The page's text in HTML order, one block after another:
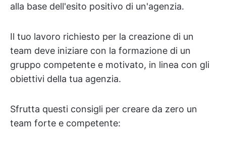
alla base dell'esito positivo di un'agenzia.
Il tuo lavoro richiesto per la creazione di un
team deve iniziare con la formazione di un
gruppo competente e motivato, in linea con gli
obiettivi della tua agenzia.
Sfrutta questi consigli per creare da zero un
team forte e competente: